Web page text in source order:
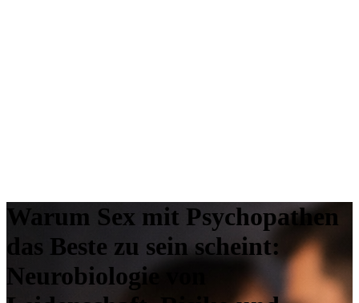
Warum Sex mit Psychopathen
das Beste zu sein scheint:
Neurobiologie von